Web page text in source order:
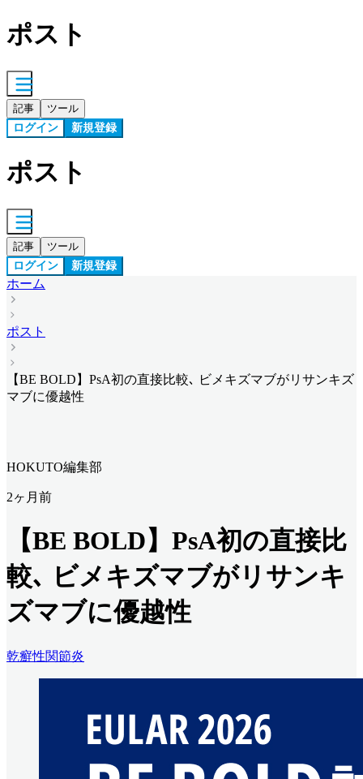
ポスト
記事 ツール
ログイン 新規登録
ポスト
記事 ツール
ログイン 新規登録
ホーム
ポスト
【BE BOLD】PsA初の直接比較､ ビメキズマブがリサンキズ
マブに優越性
HOKUTO編集部
2ヶ月前
【BE BOLD】PsA初の直接比
較､ ビメキズマブがリサンキ
ズマブに優越性
乾癬性関節炎